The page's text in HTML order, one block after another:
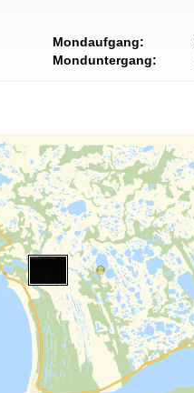
Mondaufgang:
Monduntergang: